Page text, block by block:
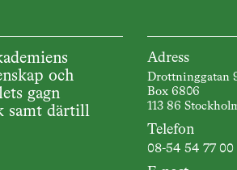
och
gagn
samt därtill
Adress
Drottninggatan
Box 6806
113 86
Telefon
08-54 54 77 00